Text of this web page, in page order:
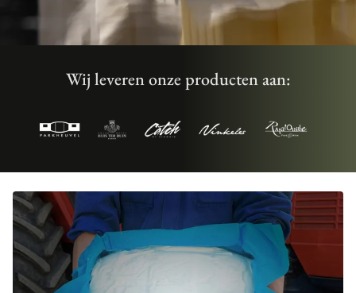
Wij leveren onze producten aan: